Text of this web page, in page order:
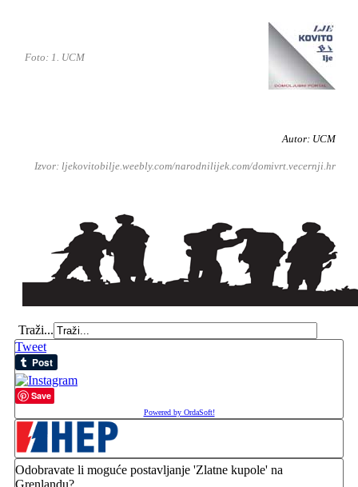
Foto: 1. UCM
Autor: UCM
Izvor: ljekovitobilje.weebly.com/narodnilijek.com/domivrt.vecernji.hr
Traži...
Tweet
Save
Powered by OrdaSoft!
Odobravate li moguće postavljanje 'Zlatne kupole' na
Grenlandu?